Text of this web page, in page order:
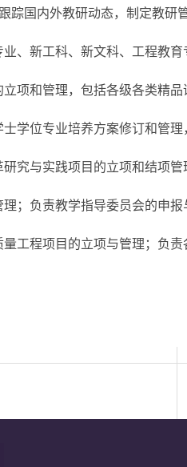
踪国内外教研动态，制定教研
、新工科、新文科、工程教
项和管理，包括各级各类精
学位专业培养方案修订和管
究与实践项目的立项和结项
；负责教学指导委员会的申
工程项目的立项与管理；负